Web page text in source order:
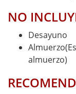
NO
Desayuno
almuerzo)